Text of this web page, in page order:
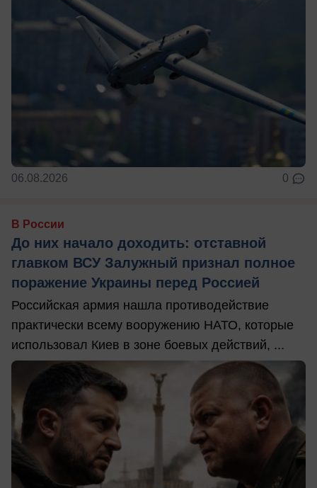
06.08.2026 0
В России
До них начало доходить: отставной
главком ВСУ Залужный признал полное
поражение Украины перед Россией
Российская армия нашла противодействие
практически всему вооружению НАТО, которые
использовал Киев в зоне боевых действий, ...